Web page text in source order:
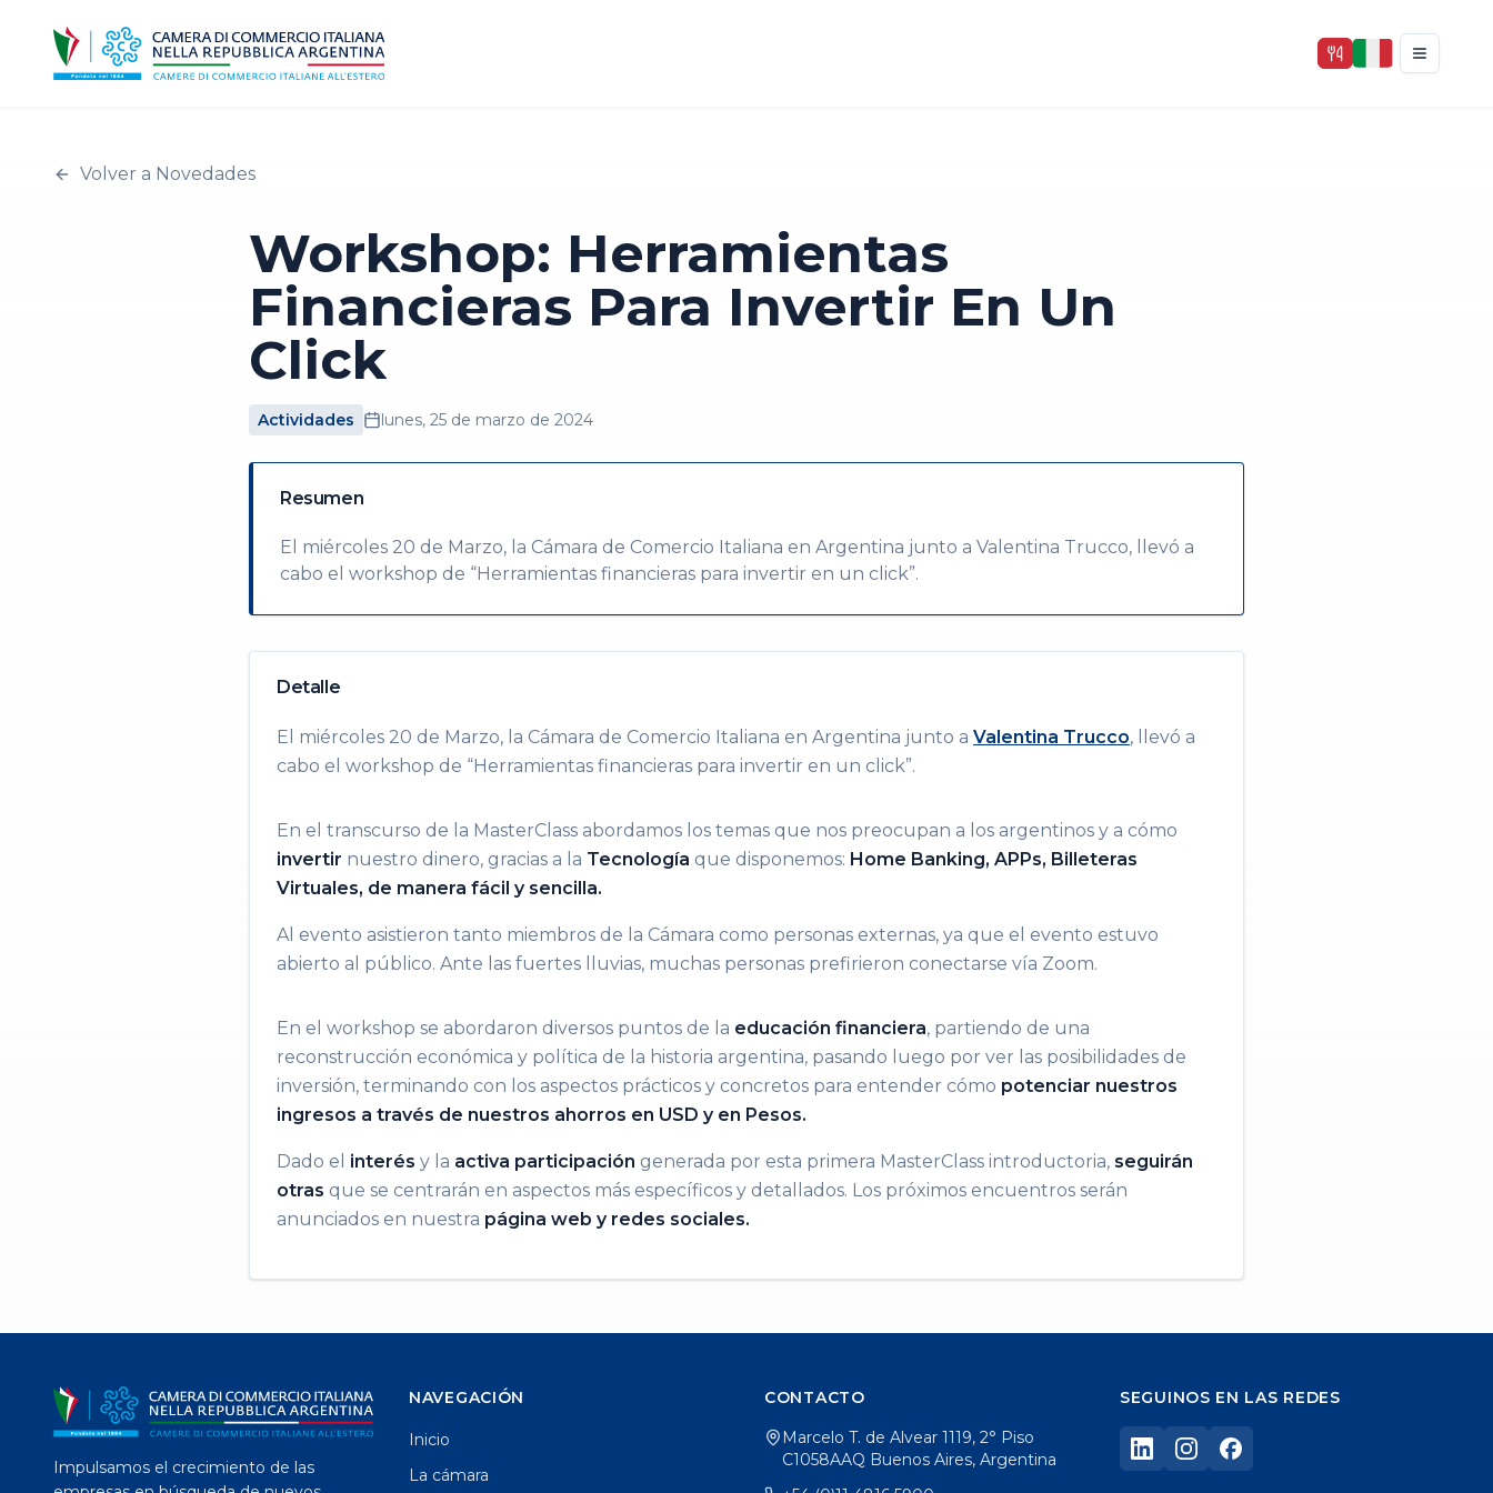
Volver a Novedades
Workshop: Herramientas
Financieras Para Invertir En Un
Click
Actividades lunes, 25 de marzo de 2024
Resumen
El miércoles 20 de Marzo, la Cámara de Comercio Italiana en Argentina junto a Valentina Trucco, llevó a
cabo el workshop de “Herramientas financieras para invertir en un click”.
Detalle
El miércoles 20 de Marzo, la Cámara de Comercio Italiana en Argentina junto a Valentina Trucco, llevó a
cabo el workshop de “Herramientas financieras para invertir en un click”.
En el transcurso de la MasterClass abordamos los temas que nos preocupan a los argentinos y a cómo
invertir nuestro dinero, gracias a la Tecnología que disponemos: Home Banking, APPs, Billeteras
Virtuales, de manera fácil y sencilla.
Al evento asistieron tanto miembros de la Cámara como personas externas, ya que el evento estuvo
abierto al público. Ante las fuertes lluvias, muchas personas prefirieron conectarse vía Zoom.
En el workshop se abordaron diversos puntos de la educación financiera, partiendo de una
reconstrucción económica y política de la historia argentina, pasando luego por ver las posibilidades de
inversión, terminando con los aspectos prácticos y concretos para entender cómo potenciar nuestros
ingresos a través de nuestros ahorros en USD y en Pesos.
Dado el interés y la activa participación generada por esta primera MasterClass introductoria, seguirán
otras que se centrarán en aspectos más específicos y detallados. Los próximos encuentros serán
anunciados en nuestra página web y redes sociales.
Impulsamos el crecimiento de las
NAVEGACIÓN
Inicio
La cámara
CONTACTO
Marcelo T. de Alvear 1119, 2° Piso
C1058AAQ Buenos Aires, Argentina
SEGUINOS EN LAS REDES